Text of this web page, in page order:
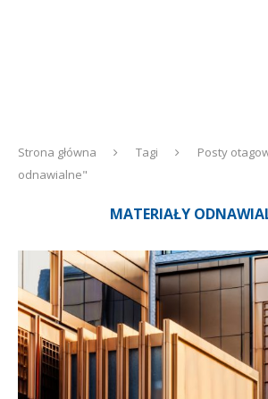
Strona główna Tagi
Posty
odnawialne"
MATERIAŁY